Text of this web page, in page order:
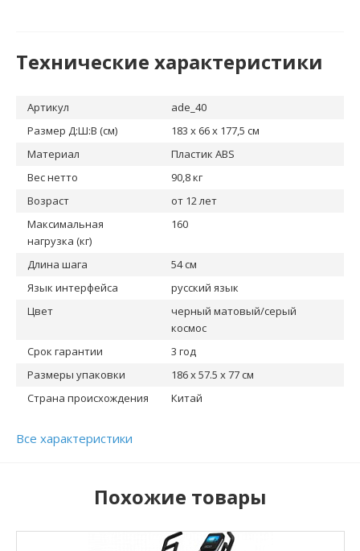
Технические характеристики
Артикул
ade_40
Размер Д:Ш:В (см)
183 x 66 x 177,5 см
Материал
Пластик ABS
Вес нетто
90,8 кг
Возраст
от 12 лет
Максимальная
нагрузка (кг)
160
Длина шага
54 см
Язык интерфейса
русский язык
Цвет
черный матовый/серый
космос
Срок гарантии
3 год
Размеры упаковки
186 x 57.5 x 77 см
Страна происхождения
Китай
Все характеристики
Похожие товары